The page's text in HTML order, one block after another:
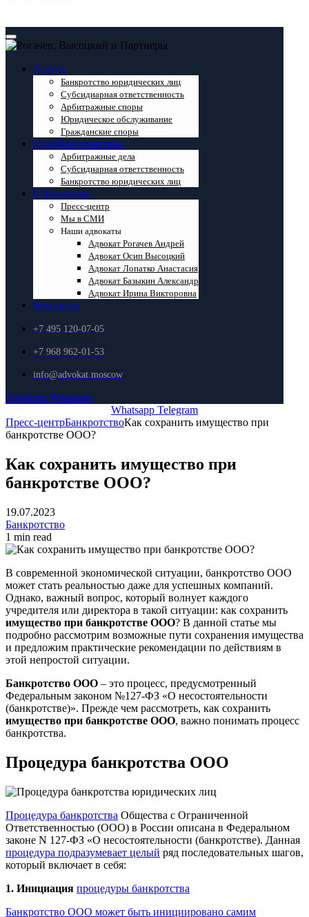
Услуги
Банкротство юридических лиц
Субсидиарная ответственность
Арбитражные споры
Юридическое обслуживание
Гражданские споры
Судебная практика
Арбитражные дела
Субсидиарная ответственность
Банкротство юридических лиц
О Коллегии
Пресс-центр
Мы в СМИ
Наши адвокаты
Адвокат Рогачев Андрей
Адвокат Осип Высоцкий
Адвокат Лопатко Анастасия
Адвокат Базыкин Александр
Адвокат Ирина Викторовна
Контакты
+7 495 120-07-05
+7 968 962-01-53
info@advokat.moscow
Telegram Whatsapp
Whatsapp Telegram
Пресс-центрБанкротствоКак сохранить имущество при
банкротстве ООО?
Как сохранить имущество при
банкротстве ООО?
19.07.2023
Банкротство
1 min read
В современной экономической ситуации, банкротство ООО
может стать реальностью даже для успешных компаний.
Однако, важный вопрос, который волнует каждого
учредителя или директора в такой ситуации: как сохранить
имущество при банкротстве ООО? В данной статье мы
подробно рассмотрим возможные пути сохранения имущества
и предложим практические рекомендации по действиям в
этой непростой ситуации.
Банкротство ООО – это процесс, предусмотренный
Федеральным законом №127-ФЗ «О несостоятельности
(банкротстве)». Прежде чем рассмотреть, как сохранить
имущество при банкротстве ООО, важно понимать процесс
банкротства.
Процедура банкротства ООО
Процедура банкротства Общества с Ограниченной
Ответственностью (ООО) в России описана в Федеральном
законе N 127-ФЗ «О несостоятельности (банкротстве). Данная
процедура подразумевает целый ряд последовательных шагов,
который включает в себя:
1. Инициация процедуры банкротства
Банкротство ООО может быть инициировано самим